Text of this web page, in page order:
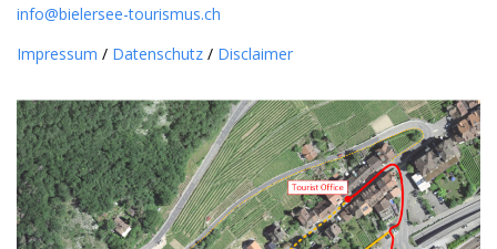
info@bielersee-tourismus.ch
Impressum / Datenschutz / Disclaimer